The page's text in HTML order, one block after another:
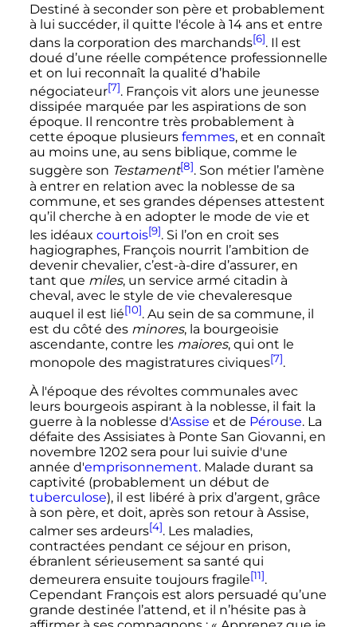
Destiné à seconder son père et probablement
à lui succéder, il quitte l'école à 14 ans et entre
dans la corporation des marchands[6]. Il est
doué d’une réelle compétence professionnelle
et on lui reconnaît la qualité d’habile
négociateur[7]. François vit alors une jeunesse
dissipée marquée par les aspirations de son
époque. Il rencontre très probablement à
cette époque plusieurs femmes, et en connaît
au moins une, au sens biblique, comme le
suggère son Testament[8]. Son métier l’amène
à entrer en relation avec la noblesse de sa
commune, et ses grandes dépenses attestent
qu’il cherche à en adopter le mode de vie et
les idéaux courtois[9]. Si l’on en croit ses
hagiographes, François nourrit l’ambition de
devenir chevalier, c’est-à-dire d’assurer, en
tant que miles, un service armé citadin à
cheval, avec le style de vie chevaleresque
auquel il est lié[10]. Au sein de sa commune, il
est du côté des minores, la bourgeoisie
ascendante, contre les maiores, qui ont le
monopole des magistratures civiques[7].
À l'époque des révoltes communales avec
leurs bourgeois aspirant à la noblesse, il fait la
guerre à la noblesse d'Assise et de Pérouse. La
défaite des Assisiates à Ponte San Giovanni, en
novembre 1202 sera pour lui suivie d'une
année d'emprisonnement. Malade durant sa
captivité (probablement un début de
tuberculose), il est libéré à prix d’argent, grâce
à son père, et doit, après son retour à Assise,
calmer ses ardeurs[4]. Les maladies,
contractées pendant ce séjour en prison,
ébranlent sérieusement sa santé qui
demeurera ensuite toujours fragile[11].
Cependant François est alors persuadé qu’une
grande destinée l’attend, et il n’hésite pas à